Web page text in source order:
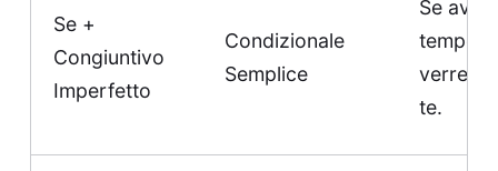
Se +
Congiuntivo
Imperfetto
Condizionale
Semplice
Se
tempo,
verrei
te.